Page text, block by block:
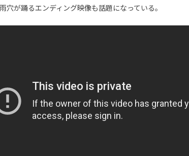
穴が踊るエンディング映像も話題になっている。